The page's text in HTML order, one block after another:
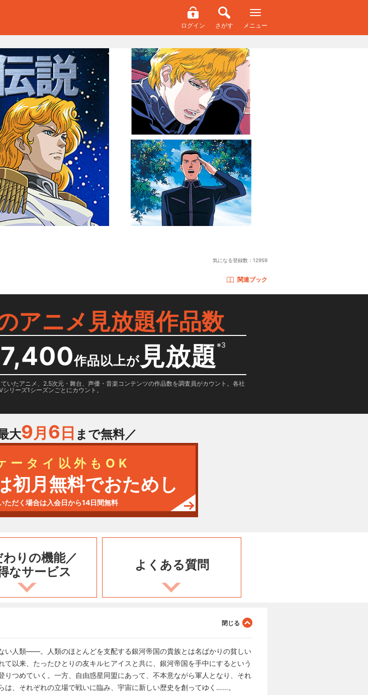
ログイン さがす メニュー
気になる登録数： 12959
関連ブック
アニメ見放題作品数
7,400作品以上が 見放題※3
いたアニメ、2.5次元・舞台、声優・音楽コンテンツの作品数を調査員がカウント。各社
リーズ1シーズンごとにカウント。
大9月 6 日 まで無料／
ータイ以外もOK
初月無料でおためし
ただく場合は入会日から14日間無料
わりの機能／
なサービス
よくある質問
い人類――。人類のほとんどを支配する銀河帝国の貴族とは名ばかりの貧しい
以来、たったひとりの友キルヒアイスと共に、銀河帝国を手中にするという
つめていく。一方、自由惑星同盟にあって、不本意ながら軍人となり、それ
、それぞれの立場で戦いに臨み、宇宙に新しい歴史を創ってゆく……。